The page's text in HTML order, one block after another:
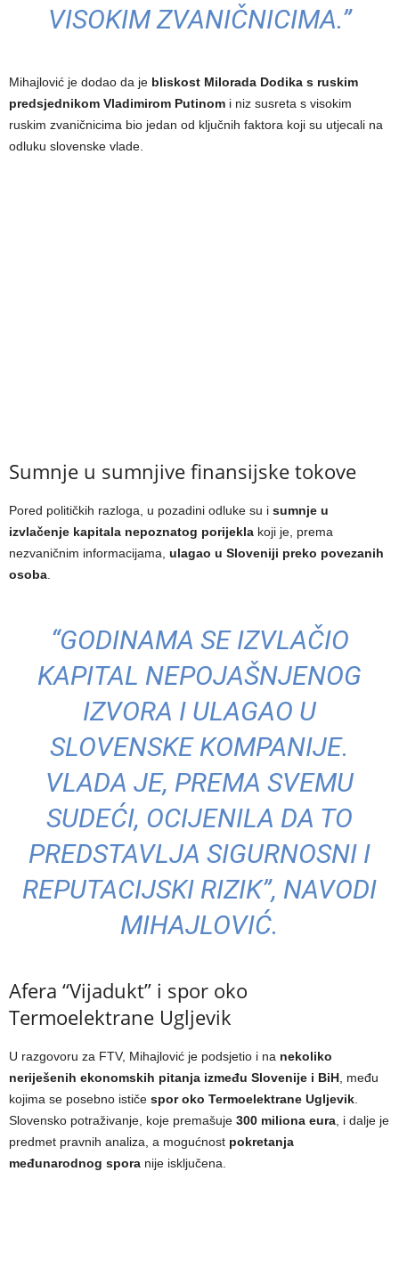
VISOKIM ZVANIČNICIMA.”
Mihajlović je dodao da je bliskost Milorada Dodika s ruskim
predsjednikom Vladimirom Putinom i niz susreta s visokim
ruskim zvaničnicima bio jedan od ključnih faktora koji su utjecali na
odluku slovenske vlade.
Sumnje u sumnjive finansijske tokove
Pored političkih razloga, u pozadini odluke su i sumnje u
izvlačenje kapitala nepoznatog porijekla koji je, prema
nezvaničnim informacijama, ulagao u Sloveniji preko povezanih
osoba
“GODINAMA SE IZVLAČIO
KAPITAL NEPOJAŠNJENOG
IZVORA I ULAGAO U
SLOVENSKE KOMPANIJE.
VLADA JE, PREMA SVEMU
SUDEĆI, OCIJENILA DA TO
PREDSTAVLJA SIGURNOSNI I
REPUTACIJSKI RIZIK”, NAVODI
MIHAJLOVIĆ.
Afera “Vijadukt” i spor oko
Termoelektrane Ugljevik
U razgovoru za FTV, Mihajlović je podsjetio i na nekoliko
neriješenih ekonomskih pitanja između Slovenije i BiH , među
kojima se posebno ističe spor oko Termoelektrane Ugljevik
Slovensko potraživanje, koje premašuje 300 miliona eura , i dalje je
predmet pravnih analiza, a mogućnost pokretanja
međunarodnog spora nije isključena.